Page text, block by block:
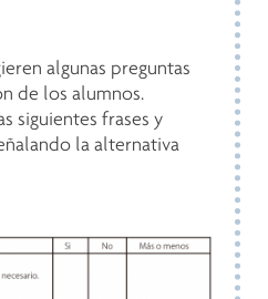
algunas preguntas
de los alumnos.
siguientes frases y
la alternativa